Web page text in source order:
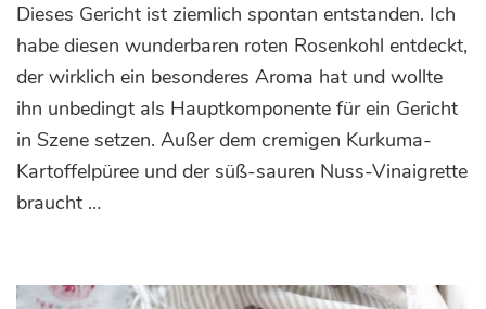
Rosenkohl
mit
Nuss-
Vinaigrette
und
Kurkuma-
Kartoffelpüree
Dieses Gericht ist ziemlich spontan entstanden. Ich
habe diesen wunderbaren roten Rosenkohl entdeckt,
der wirklich ein besonderes Aroma hat und wollte
ihn unbedingt als Hauptkomponente für ein Gericht
in Szene setzen. Außer dem cremigen Kurkuma-
Kartoffelpüree und der süß-sauren Nuss-Vinaigrette
braucht …